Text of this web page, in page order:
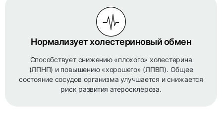
Нормализует холестериновый обмен
Способствует снижению «плохого» холестерина
(ЛПНП) и повышению «хорошего» (ЛПВП). Общее
состояние сосудов организма улучшается и снижается
риск развития атеросклероза.